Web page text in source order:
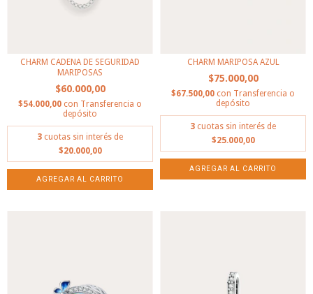
CHARM CADENA DE SEGURIDAD
MARIPOSAS
$60.000,00
$54.000,00 con Transferencia o
depósito
3 cuotas sin interés de
$20.000,00
CHARM MARIPOSA AZUL
$75.000,00
$67.500,00 con Transferencia o
depósito
3 cuotas sin interés de
$25.000,00